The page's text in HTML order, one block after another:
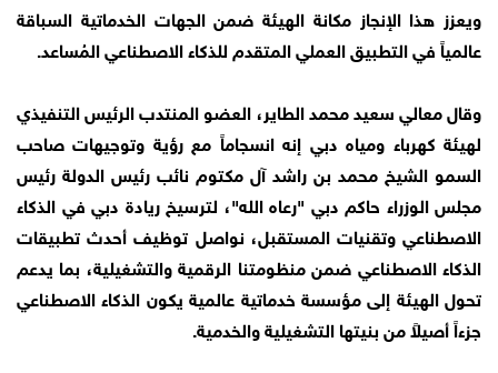
ويعزز هذا الإنجاز مكانة الهيئة ضمن الجهات الخدماتية السباقة
عالمياً في التطبيق العملي المتقدم للذكاء الاصطناعي المُساعد.
وقال معالي سعيد محمد الطاير، العضو المنتدب الرئيس التنفيذي
لهيئة كهرباء ومياه دبي إنه انسجاماً مع رؤية وتوجيهات صاحب
السمو الشيخ محمد بن راشد آل مكتوم نائب رئيس الدولة رئيس
مجلس الوزراء حاكم دبي "رعاه الله"، لترسيخ ريادة دبي في الذكاء
الاصطناعي وتقنيات المستقبل، نواصل توظيف أحدث تطبيقات
الذكاء الاصطناعي ضمن منظومتنا الرقمية والتشغيلية، بما يدعم
تحول الهيئة إلى مؤسسة خدماتية عالمية يكون الذكاء الاصطناعي
جزءاً أصيلاً من بنيتها التشغيلية والخدمية.